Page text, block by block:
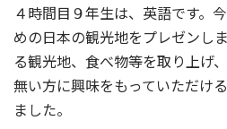
４時間目９年生は、英語です。
めの日本の観光地をプレゼンし
る観光地、食べ物等を取り上げ
無い方に興味をもっていただけ
ました。